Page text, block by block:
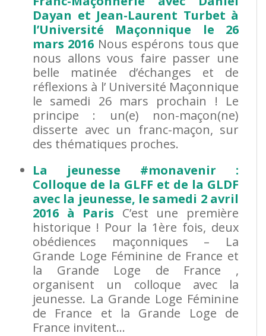
Dayan et Jean-Laurent Turbet à
l’Université Maçonnique le 26
mars 2016 Nous espérons tous que
nous allons vous faire passer une
belle matinée d’échanges et de
réflexions à l’ Université Maçonnique
le samedi 26 mars prochain ! Le
principe : un(e) non-maçon(ne)
disserte avec un franc-maçon, sur
des thématiques proches.
La jeunesse #monavenir :
Colloque de la GLFF et de la GLDF
avec la jeunesse, le samedi 2 avril
2016 à Paris C’est une première
historique ! Pour la 1ère fois, deux
obédiences maçonniques – La
Grande Loge Féminine de France et
la Grande Loge de France ,
organisent un colloque avec la
jeunesse. La Grande Loge Féminine
de France et la Grande Loge de
France invitent…